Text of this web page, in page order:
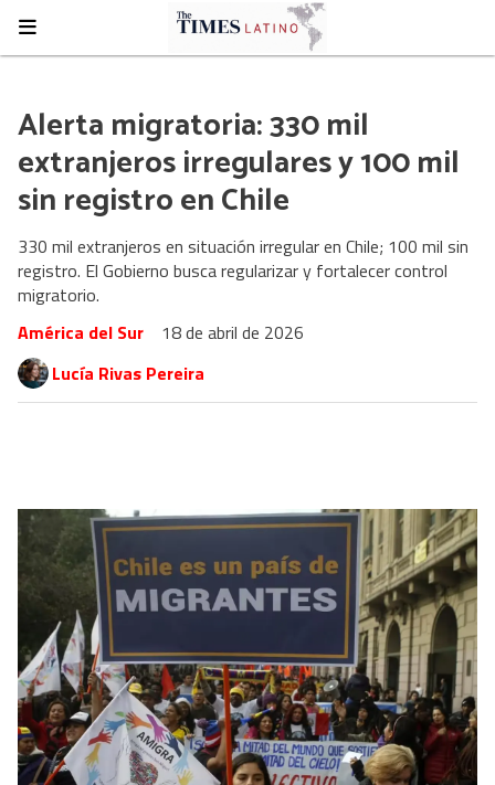
Alerta migratoria: 330 mil
extranjeros irregulares y 100 mil
sin registro en Chile
330 mil extranjeros en situación irregular en Chile; 100 mil sin
registro. El Gobierno busca regularizar y fortalecer control
migratorio.
América del Sur
18 de abril de 2026
Lucía Rivas Pereira